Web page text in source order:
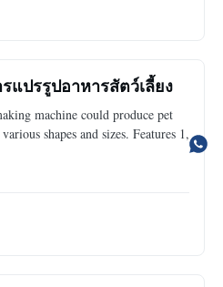
แปรรูปอาหารสัตว์เลี้ยง
machine could produce pet
shapes and sizes. Features 1,